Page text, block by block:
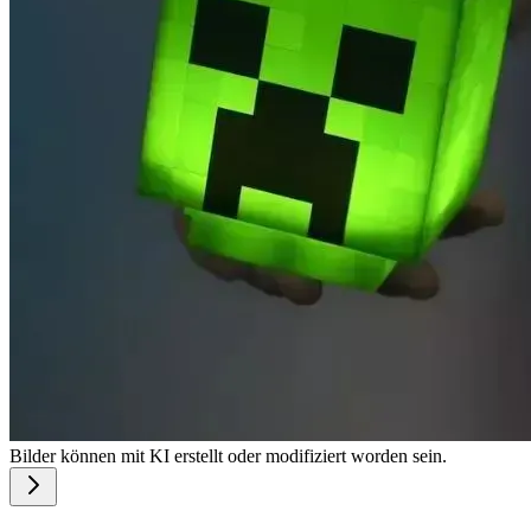
Bilder können mit KI erstellt oder modifiziert worden sein.